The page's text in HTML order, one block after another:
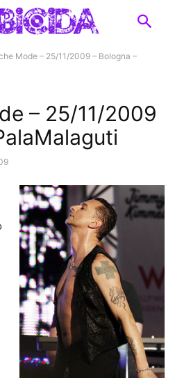
Mode – 25/11/2009 – Bologna –
– 25/11/2009